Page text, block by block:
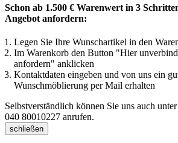
Schon ab 1.500 € Warenwert in 3
Angebot anfordern:
Legen Sie Ihre Wunschartikel in den
Im Warenkorb den Button "Hier
anfordern" anklicken
Kontaktdaten eingeben und von uns ein
Wunschmöblierung per Mail erhalten
Selbstverständlich können Sie uns auch
040 80010227 anrufen.
schließen